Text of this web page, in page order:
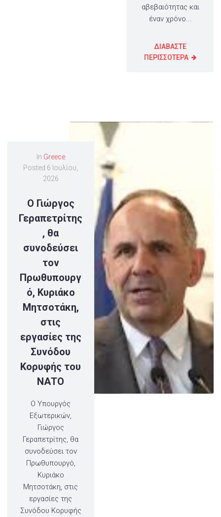
αβεβαιότητας και
έναν χρόνο...
ΔΙΑΒΑΣΤΕ
ΠΕΡΙΣΣΟΤΕΡΑ
In Greece
Posted 6 Ιουλίου,
2026
Ο Γιώργος
Γεραπετρίτης
, θα
συνοδεύσει
τον
Πρωθυπουργ
ό, Κυριάκο
Μητσοτάκη,
στις
εργασίες της
Συνόδου
Κορυφής του
ΝΑΤΟ
Ο Υπουργός
Εξωτερικών,
Γιώργος
Γεραπετρίτης, θα
συνοδεύσει τον
Πρωθυπουργό,
Κυριάκο
Μητσοτάκη, στις
εργασίες της
Συνόδου Κορυφής